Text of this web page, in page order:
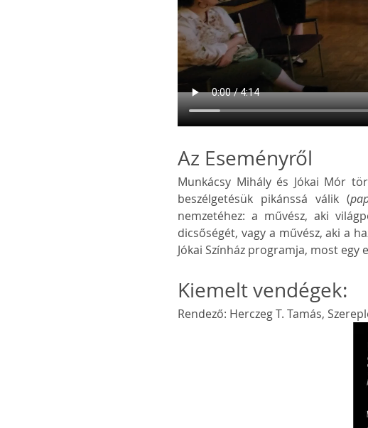
Az Eseményről
Munkácsy Mihály és Jókai Mór
beszélgetésük pikánssá válik (
nemzetéhez: a művész, aki
dicsőségét, vagy a művész, aki a
Jókai Színház programja, most egy
Kiemelt vendégek:
Rendező: Herczeg T. Tamás,